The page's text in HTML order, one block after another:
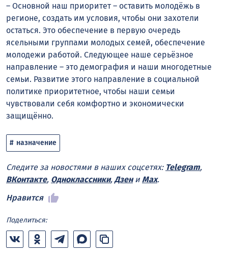
– Основной наш приоритет – оставить молодёжь в
регионе, создать им условия, чтобы они захотели
остаться. Это обеспечение в первую очередь
ясельными группами молодых семей, обеспечение
молодежи работой. Следующее наше серьёзное
направление – это демография и наши многодетные
семьи. Развитие этого направление в социальной
политике приоритетное, чтобы наши семьи
чувствовали себя комфортно и экономически
защищённо.
назначение
Следите за новостями в наших соцсетях: Telegram,
ВКонтакте, Одноклассники, Дзени Max.
Нравится
Поделиться: